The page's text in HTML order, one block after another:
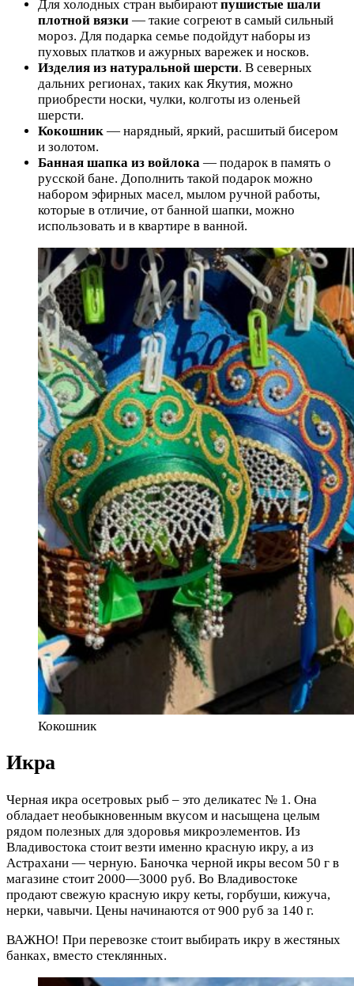
Для холодных стран выбираютпушистые шали
плотной вязки — такие согреют в самый сильный
мороз. Для подарка семье подойдут наборы из
пуховых платков и ажурных варежек и носков.
Изделия из натуральной шерсти. В северных
дальних регионах, таких как Якутия, можно
приобрести носки, чулки, колготы из оленьей
шерсти.
Кокошник — нарядный, яркий, расшитый бисером
и золотом.
Банная шапка из войлока — подарок в память о
русской бане. Дополнить такой подарок можно
набором эфирных масел, мылом ручной работы,
которые в отличие, от банной шапки, можно
использовать и в квартире в ванной.
Кокошник
Икра
Черная икра осетровых рыб – это деликатес № 1. Она
обладает необыкновенным вкусом и насыщена целым
рядом полезных для здоровья микроэлементов. Из
Владивостока стоит везти именно красную икру, а из
Астрахани — черную. Баночка черной икры весом 50 г в
магазине стоит 2000—3000 руб. Во Владивостоке
продают свежую красную икру кеты, горбуши, кижуча,
нерки, чавычи. Цены начинаются от 900 руб за 140 г.
ВАЖНО! При перевозке стоит выбирать икру в жестяных
банках, вместо стеклянных.